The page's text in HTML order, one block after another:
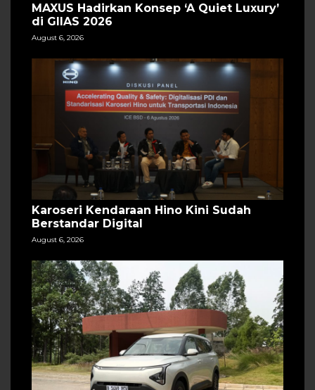
MAXUS Hadirkan Konsep ‘A Quiet Luxury’
di GIIAS 2026
August 6, 2026
Karoseri Kendaraan Hino Kini Sudah
Berstandar Digital
August 6, 2026